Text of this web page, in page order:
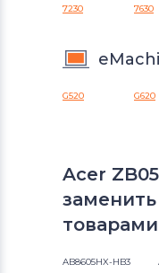
7230 7630
G520 G620
Acer
AB8605HX-HB3